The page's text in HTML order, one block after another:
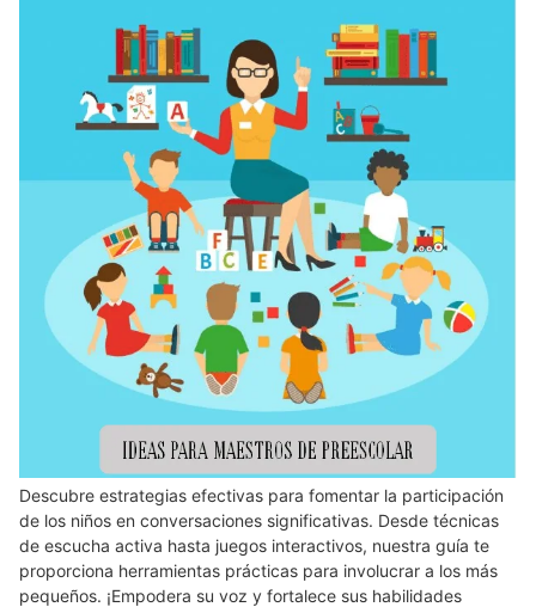
Descubre estrategias efectivas para fomentar la participación
de los niños en conversaciones significativas. Desde técnicas
de escucha activa hasta juegos interactivos, nuestra guía te
proporciona herramientas prácticas para involucrar a los más
pequeños. ¡Empodera su voz y fortalece sus habilidades